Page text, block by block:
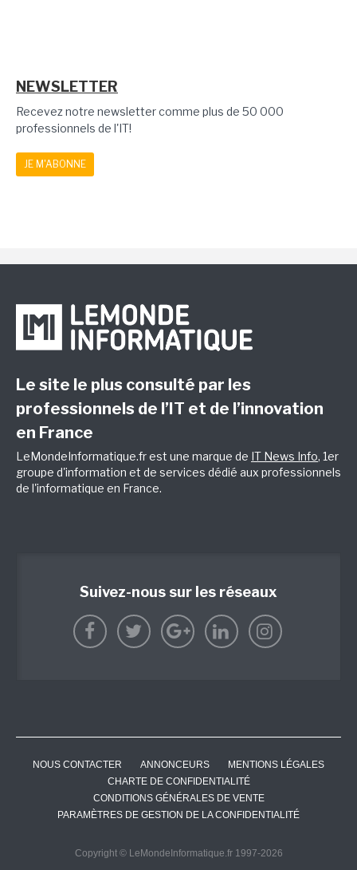
NEWSLETTER
Recevez notre newsletter comme plus de 50 000
professionnels de l'IT!
JE M'ABONNE
Le site le plus consulté par les
professionnels de l’IT et de l’innovation
en France
LeMondeInformatique.fr est une marque de IT News Info, 1er
groupe d'information et de services dédié aux professionnels
de l'informatique en France.
Suivez-nous sur les réseaux
NOUS CONTACTER ANNONCEURS
MENTIONS LÉGALES
CHARTE DE CONFIDENTIALITÉ
CONDITIONS GÉNÉRALES DE VENTE
PARAMÈTRES DE GESTION DE LA CONFIDENTIALITÉ
Copyright © LeMondeInformatique.fr 1997-2026